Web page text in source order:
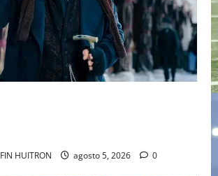
HUITRON agosto 5, 2026 0